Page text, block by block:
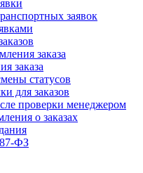
заявок
заказа
заказа
статусов
для заказов
проверки менеджером
о заказах
ФЗ